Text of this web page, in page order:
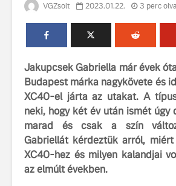
VGZsolt 2023.01.22. 3 perc
Jakupcsek Gabriella már évek
Budapest márka nagykövete és
XC40-el járta az utakat. A
neki, hogy két év után ismét úgy
marad és csak a szín
Gabriellát kérdeztük arról,
XC40-hez és milyen kalandjai
az elmúlt években.
Volvo élmények a
Lajvér Pikniken
Milliók számára lett
elérhető a Volvo
Car UX élmény
Az új Volvo EX60 új